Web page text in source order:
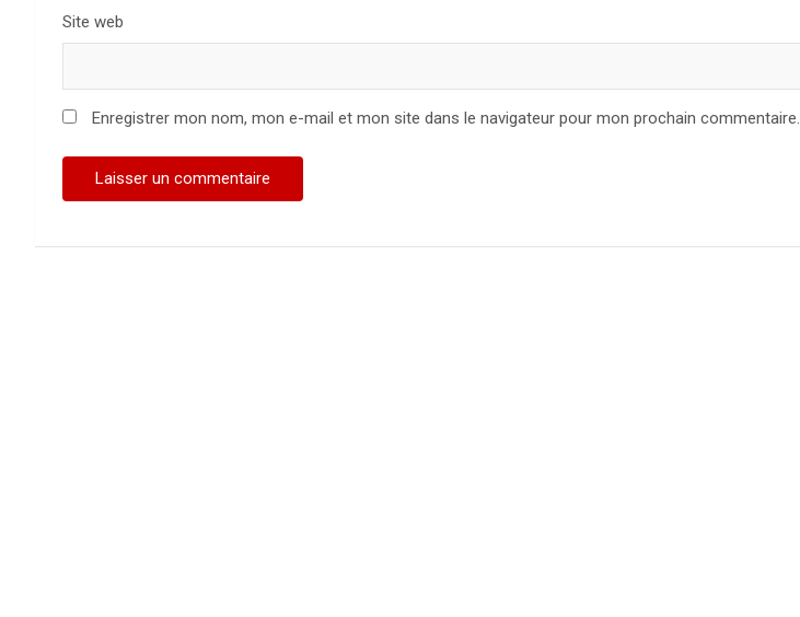
Site web
Enregistrer mon nom, mon e-mail et mon site dans le navigateur pour mon prochain commentaire.